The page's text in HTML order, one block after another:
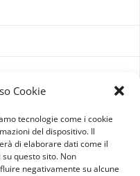
Cookie
tecnologie come i cookie
del dispositivo. Il
di elaborare dati come il
questo sito. Non
negativamente su alcune